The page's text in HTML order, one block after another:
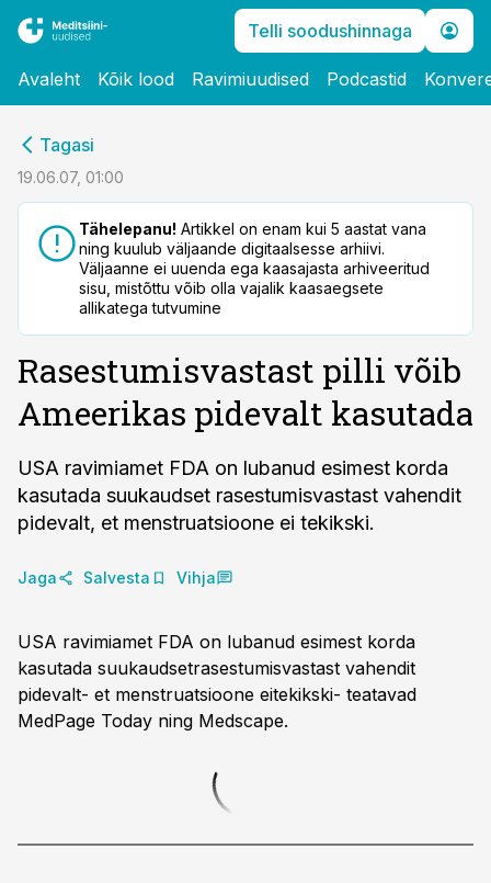
Telli soodushinnaga
Avaleht Kõik lood Ravimiuudised Podcastid
Tagasi
19.06.07, 01:00
Tähelepanu! Artikkel on enam kui 5 aastat vana
ning kuulub väljaande digitaalsesse arhiivi.
Väljaanne ei uuenda ega kaasajasta arhiveeritud
sisu, mistõttu võib olla vajalik kaasaegsete
allikatega tutvumine
Rasestumisvastast pilli võib
Ameerikas pidevalt kasutada
USA ravimiamet FDA on lubanud esimest korda
kasutada suukaudset rasestumisvastast vahendit
pidevalt, et menstruatsioone ei tekikski.
Jaga Salvesta Vihja
USA ravimiamet FDA on lubanud esimest korda
kasutada suukaudsetrasestumisvastast vahendit
pidevalt- et menstruatsioone eitekikski- teatavad
MedPage Today ning Medscape.